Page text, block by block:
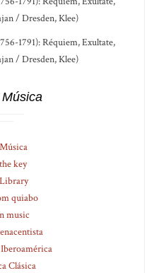
/ Dresden, Klee)
1791): Réquiem, Exultate,
/ Dresden, Klee)
key
quiabo
music
Clásica